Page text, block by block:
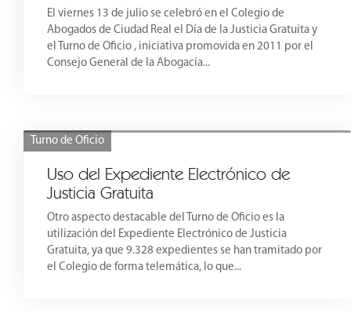
El viernes 13 de julio se celebró en el Colegio de
Abogados de Ciudad Real el Día de la Justicia Gratuita y
el Turno de Oficio , iniciativa promovida en 2011 por el
Consejo General de la Abogacía...
Turno de Oficio
Uso del Expediente Electrónico de
Justicia Gratuita
Otro aspecto destacable del Turno de Oficio es la
utilización del Expediente Electrónico de Justicia
Gratuita, ya que 9.328 expedientes se han tramitado por
el Colegio de forma telemática, lo que...